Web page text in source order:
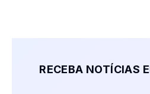
RECEBA NOTÍCIAS